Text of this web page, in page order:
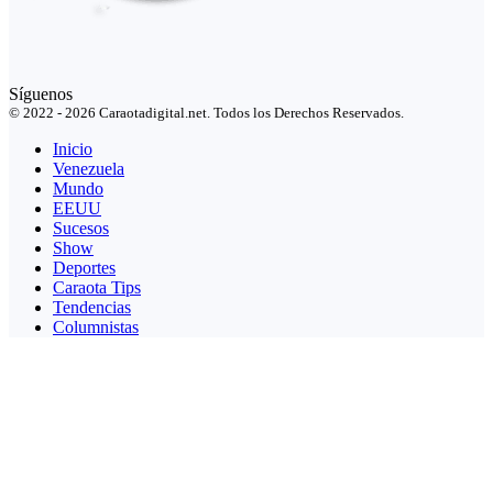
Síguenos
© 2022 - 2026 Caraotadigital.net. Todos los Derechos Reservados.
Inicio
Venezuela
Mundo
EEUU
Sucesos
Show
Deportes
Caraota Tips
Tendencias
Columnistas